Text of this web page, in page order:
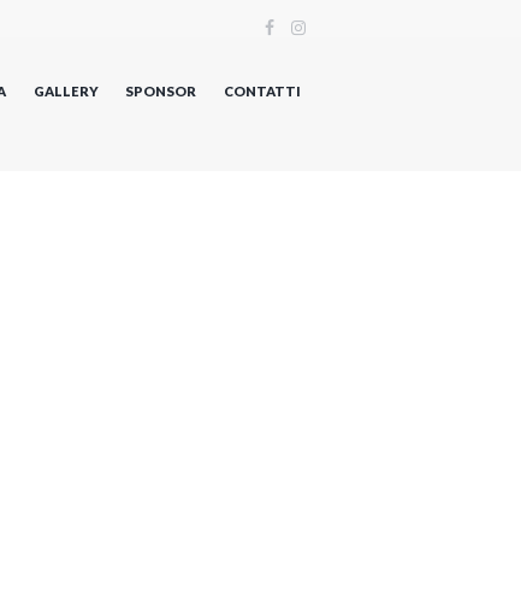
GALLERY SPONSOR CONTATTI